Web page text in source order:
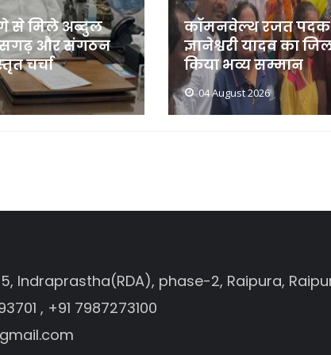
से मिले अब्दुल
और संगठन
चर्चा
कॉमनवेल्थ रजत पदक
ज्ञानेश्वरी यादव का
किया भव्य सम्मान
04 August 2026
Indraprastha(RDA), phase-2, Raipura,
, +91 7987273100